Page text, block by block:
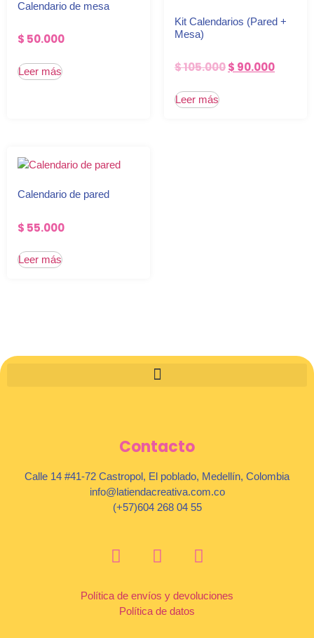
Calendario de mesa
$ 50.000
Leer más
Kit Calendarios (Pared +
Mesa)
$105.000$ 90.000
Leer más
Calendario de pared
$ 55.000
Leer más
Contacto
Calle 14 #41-72 Castropol, El poblado, Medellín, Colombia
info@latiendacreativa.com.co
(+57)604 268 04 55
Política de envíos y devoluciones
Política de datos